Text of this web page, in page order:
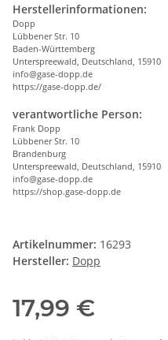
Herstellerinformationen:
Dopp
Lübbener Str. 10
Baden-Württemberg
Unterspreewald, Deutschland, 15910
info@gase-dopp.de
https://gase-dopp.de/
verantwortliche Person:
Frank Dopp
Lübbener Str. 10
Brandenburg
Unterspreewald, Deutschland, 15910
info@gase-dopp.de
https://shop.gase-dopp.de
Artikelnummer: 16293
Hersteller: Dopp
17,99 €